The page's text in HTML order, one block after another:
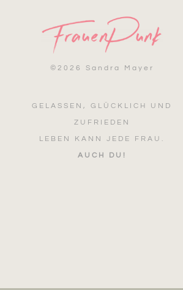
© 2026 Sandra Mayer
GELASSEN, GLÜCKLICH UND
ZUFRIEDEN
LEBEN KANN JEDE FRAU.
AUCH DU!